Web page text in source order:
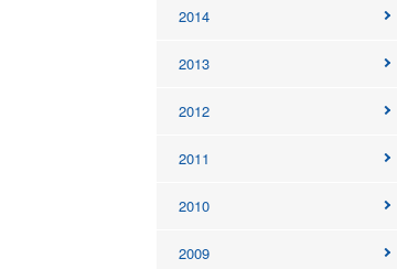
2014
2013
2012
2011
2010
2009